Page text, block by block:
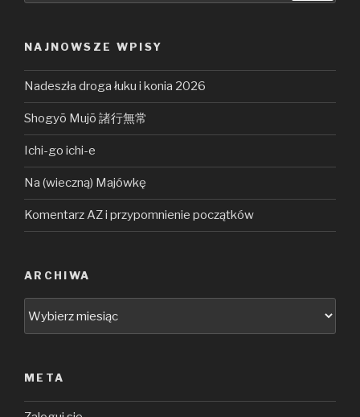
NAJNOWSZE WPISY
Nadeszła droga łuku i konia 2026
Shogyō Mujō 諸行無常
Ichi-go ichi-e
Na (wieczną) Majówkę
Komentarz AZ i przypomnienie początków
ARCHIWA
META